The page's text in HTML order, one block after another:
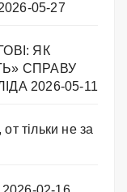
05-27
ЯК
СПРАВУ
2026-05-11
тільки не за